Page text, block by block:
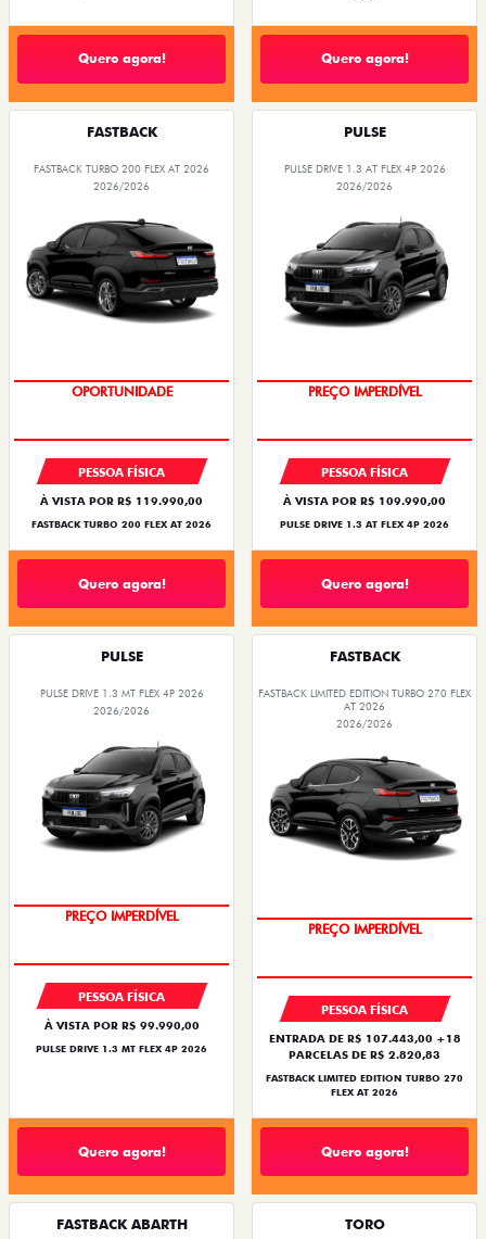
Quero agora! Quero agora!
FASTBACK
FASTBACK TURBO 200 FLEX AT 2026
2026/2026
OPORTUNIDADE
PESSOA FÍSICA
À VISTA POR R$ 119.990,00
FASTBACK TURBO 200 FLEX AT 2026
Quero agora!
PULSE
PULSE DRIVE 1.3 AT FLEX 4P 2026
2026/2026
O SUV AUTOMÁTICO MAIS
PESSOA FÍSICA
À VISTA POR R$ 109.990,00
PULSE DRIVE 1.3 AT FLEX 4P 2026
Quero agora!
PULSE
PULSE DRIVE 1.3 MT FLEX 4P 2026
2026/2026
OPORTUNIDADE
PESSOA FÍSICA
À VISTA POR R$ 99.990,00
PULSE DRIVE 1.3 MT FLEX 4P 2026
Quero agora!
FASTBACK
FASTBACK LIMITED EDITION TURBO 270 FLEX
AT 2026
2026/2026
COM USADO NA TROCA
PESSOA FÍSICA
ENTRADA DE R$ 107.443,00 +18
PARCELAS DE R$ 2.820,83
FASTBACK LIMITED EDITION TURBO 270
FLEX AT 2026
Quero agora!
FASTBACK ABARTH TORO